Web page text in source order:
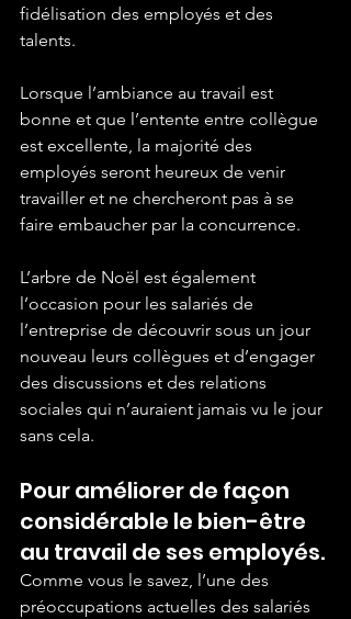
fidélisation des employés et des
talents.
Lorsque l’ambiance au travail est
bonne et que l’entente entre collègue
est excellente, la majorité des
employés seront heureux de venir
travailler et ne chercheront pas à se
faire embaucher par la concurrence.
L’arbre de Noël est également
l’occasion pour les salariés de
l’entreprise de découvrir sous un jour
nouveau leurs collègues et d’engager
des discussions et des relations
sociales qui n’auraient jamais vu le jour
sans cela.
Pour améliorer de façon
considérable le bien-être
au travail de ses employés.
Comme vous le savez, l’une des
préoccupations actuelles des salariés